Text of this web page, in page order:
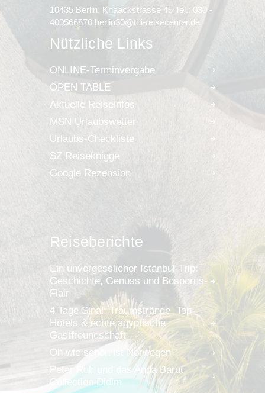
10435 Berlin, Knaackstrasse 45 Tel.: 030 -
400566870 berlin30@tui-reisecenter.de
Nützliche Links
ONLINE-Terminvergabe
OPEN TABLE
Aktuelle Reiseinfos
MSN Urlaubswetter
Urlaubs-Checkliste
SZ Reiseknigge
Google Rezension
Reiseberichte
Ein unvergesslicher Istanbul-Trip:
Geschichte, Genuss und Bosporus-
Flair
4 Tage Sinai: Traumstrände, Top-
Hotels & echte ägyptische
Gastfreundschaft
Oh wie schön ist Norwegen
Peter Ruh und das Anda Barut
Collection Didim